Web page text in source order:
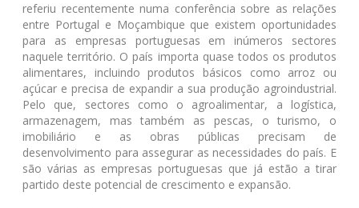
referiu recentemente numa conferência sobre as relações
entre Portugal e Moçambique que existem oportunidades
para as empresas portuguesas em inúmeros sectores
naquele território. O país importa quase todos os produtos
alimentares, incluindo produtos básicos como arroz ou
açúcar e precisa de expandir a sua produção agroindustrial.
Pelo que, sectores como o agroalimentar, a logística,
armazenagem, mas também as pescas, o turismo, o
imobiliário e as obras públicas precisam de
desenvolvimento para assegurar as necessidades do país. E
são várias as empresas portuguesas que já estão a tirar
partido deste potencial de crescimento e expansão.